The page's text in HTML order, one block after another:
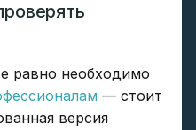
равно необходимо
— стоит
версия